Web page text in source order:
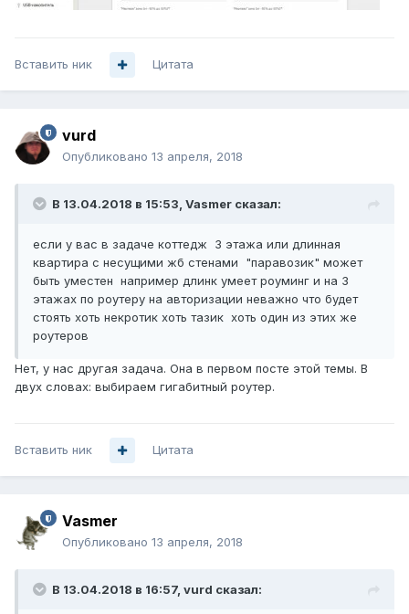
Вставить ник Цитата
vurd
Опубликовано 13 апреля, 2018
В 13.04.2018 в 15:53, Vasmer сказал:
если у вас в задаче коттедж 3 этажа или длинная
квартира с несущими жб стенами "паравозик" может
быть уместен например длинк умеет роуминг и на 3
этажах по роутеру на авторизации неважно что будет
стоять хоть некротик хоть тазик хоть один из этих же
роутеров
Нет, у нас другая задача. Она в первом посте этой темы. В
двух словах: выбираем гигабитный роутер.
Вставить ник Цитата
Vasmer
Опубликовано 13 апреля, 2018
В 13.04.2018 в 16:57, vurd сказал: